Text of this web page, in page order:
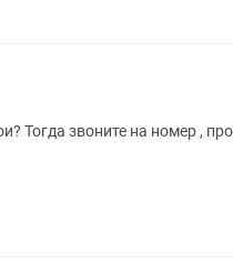
Хотите качественно поклеить обои? Тогда